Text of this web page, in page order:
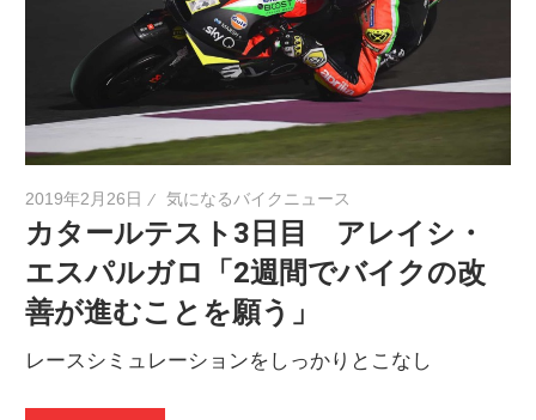
2019年2月26日 気になるバイクニュース
カタールテスト3日目 アレイシ・
エスパルガロ「2週間でバイクの改
善が進むことを願う」
レースシミュレーションをしっかりとこなし